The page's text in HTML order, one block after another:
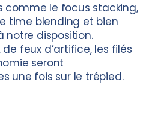
comme le focus stacking,
time blending et bien
notre disposition.
de feux d’artifice, les filés
seront
une fois sur le trépied.